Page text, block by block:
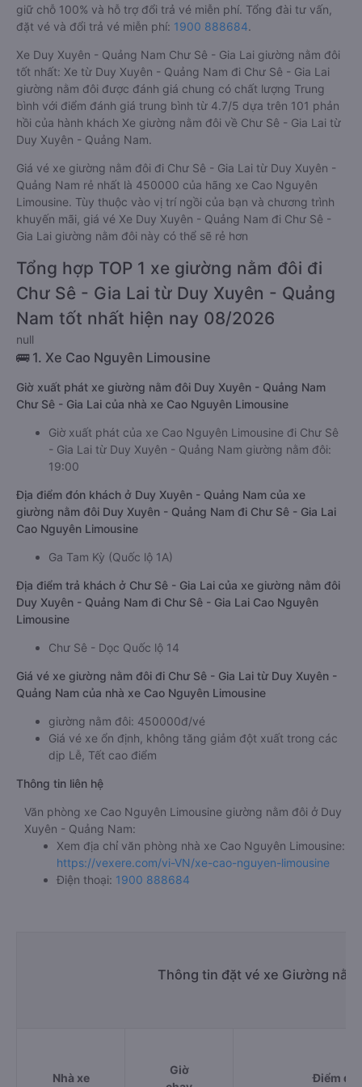
giữ chỗ 100% và hỗ trợ đổi trả vé miễn phí. Tổng đài tư vấn,
đặt vé và đổi trả vé miễn phí: 1900 888684.
Xe Duy Xuyên - Quảng Nam Chư Sê - Gia Lai giường nằm đôi
tốt nhất: Xe từ Duy Xuyên - Quảng Nam đi Chư Sê - Gia Lai
giường nằm đôi được đánh giá chung có chất lượng Trung
bình với điểm đánh giá trung bình từ 4.7/5 dựa trên 101 phản
hồi của hành khách Xe giường nằm đôi về Chư Sê - Gia Lai từ
Duy Xuyên - Quảng Nam.
Giá vé xe giường nằm đôi đi Chư Sê - Gia Lai từ Duy Xuyên -
Quảng Nam rẻ nhất là 450000 của hãng xe Cao Nguyên
Limousine. Tùy thuộc vào vị trí ngồi của bạn và chương trình
khuyến mãi, giá vé Xe Duy Xuyên - Quảng Nam đi Chư Sê -
Gia Lai giường nằm đôi này có thể sẽ rẻ hơn
Tổng hợp TOP 1 xe giường nằm đôi đi
Chư Sê - Gia Lai từ Duy Xuyên - Quảng
Nam tốt nhất hiện nay 08/2026
null
🚌 1. Xe Cao Nguyên Limousine
Giờ xuất phát xe giường nằm đôi Duy Xuyên - Quảng Nam
Chư Sê - Gia Lai của nhà xe Cao Nguyên Limousine
Giờ xuất phát của xe Cao Nguyên Limousine đi Chư Sê
- Gia Lai từ Duy Xuyên - Quảng Nam giường nằm đôi:
19:00
Địa điểm đón khách ở Duy Xuyên - Quảng Nam của xe
giường nằm đôi Duy Xuyên - Quảng Nam đi Chư Sê - Gia Lai
Cao Nguyên Limousine
Ga Tam Kỳ (Quốc lộ 1A)
Địa điểm trả khách ở Chư Sê - Gia Lai của xe giường nằm đôi
Duy Xuyên - Quảng Nam đi Chư Sê - Gia Lai Cao Nguyên
Limousine
Chư Sê - Dọc Quốc lộ 14
Giá vé xe giường nằm đôi đi Chư Sê - Gia Lai từ Duy Xuyên -
Quảng Nam của nhà xe Cao Nguyên Limousine
giường nằm đôi: 450000đ/vé
Giá vé xe ổn định, không tăng giảm đột xuất trong các
dịp Lễ, Tết cao điểm
Thông tin liên hệ
Văn phòng xe Cao Nguyên Limousine giường nằm đôi ở Duy
Xuyên - Quảng Nam:
Xem địa chỉ văn phòng nhà xe Cao Nguyên Limousine:
https://vexere.com/vi-VN/xe-cao-nguyen-limousine
Điện thoại: 1900 888684
Thông tin đặt vé xe Giường
Nhà xe
Giờ
Điểm đi